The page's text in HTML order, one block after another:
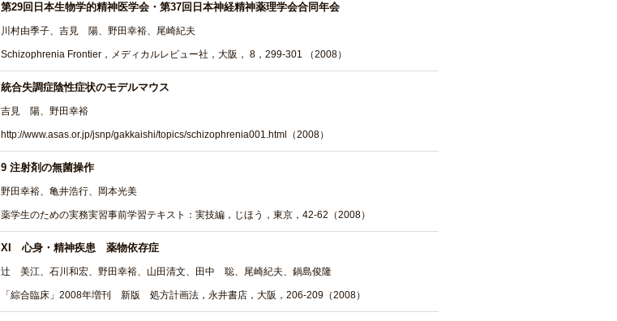
第29回日本生物学的精神医学会・第37回日本神経精神薬理学会合同年会
川村由季子、吉見 陽、野田幸裕、尾崎紀夫
Schizophrenia Frontier，メディカルレビュー社，大阪， 8，299-301 （2008）
統合失調症陰性症状のモデルマウス
吉見 陽、野田幸裕
http://www.asas.or.jp/jsnp/gakkaishi/topics/schizophrenia001.html（2008）
9 注射剤の無菌操作
野田幸裕、亀井浩行、岡本光美
薬学生のための実務実習事前学習テキスト：実技編，じほう，東京，42-62（2008）
XI 心身・精神疾患 薬物依存症
辻 美江、石川和宏、野田幸裕、山田清文、田中 聡、尾崎紀夫、鍋島俊隆
「綜合臨床」2008年増刊 新版 処方計画法，永井書店，大阪，206-209（2008）